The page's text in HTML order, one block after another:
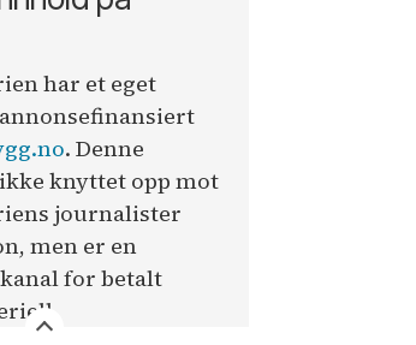
har et eget
. Denne
knyttet opp mot
journalister
men er en
for betalt